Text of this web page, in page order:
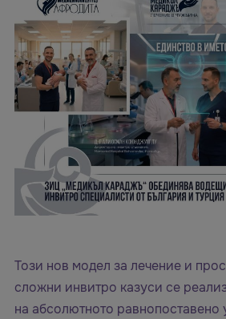
Този нов модел за лечение и
сложни инвитро казуси се
на абсолютното равнопоставено